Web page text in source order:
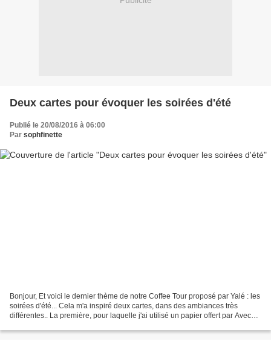
Deux cartes pour évoquer les soirées d'été
Publié le 20/08/2016 à 06:00
Par sophfinette
Bonjour, Et voici le dernier thème de notre Coffee Tour proposé par Yalé : les
soirées d'été... Cela m'a inspiré deux cartes, dans des ambiances très
différentes.. La première, pour laquelle j'ai utilisé un papier offert par Avec